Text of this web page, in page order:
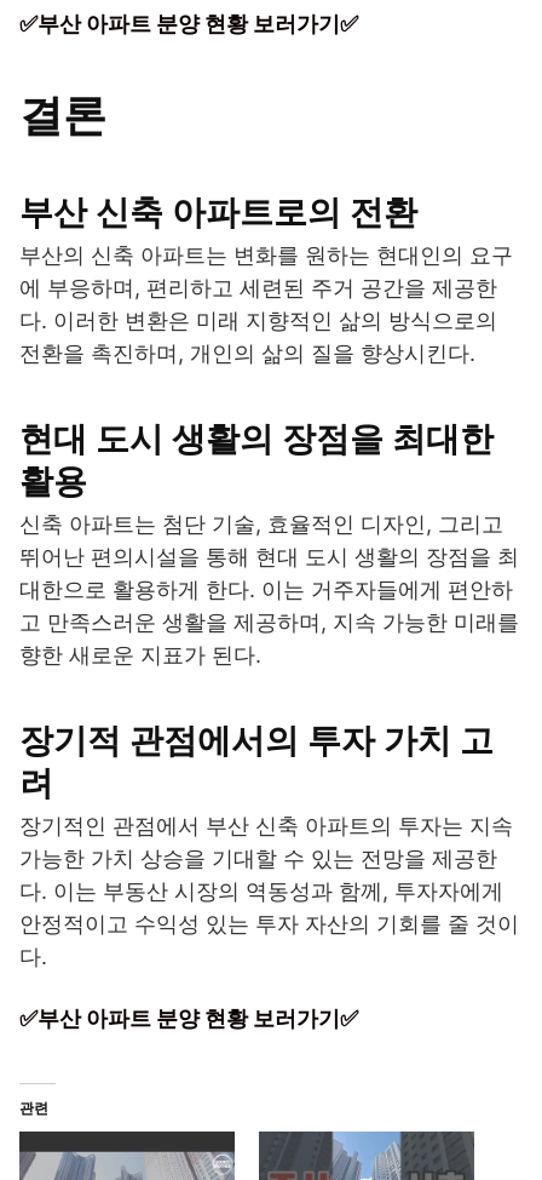
✅부산 아파트 분양 현황 보러가기✅
결론
부산 신축 아파트로의 전환
부산의 신축 아파트는 변화를 원하는 현대인의 요구
에 부응하며, 편리하고 세련된 주거 공간을 제공한
다. 이러한 변환은 미래 지향적인 삶의 방식으로의
전환을 촉진하며, 개인의 삶의 질을 향상시킨다.
현대 도시 생활의 장점을 최대한
활용
신축 아파트는 첨단 기술, 효율적인 디자인, 그리고
뛰어난 편의시설을 통해 현대 도시 생활의 장점을 최
대한으로 활용하게 한다. 이는 거주자들에게 편안하
고 만족스러운 생활을 제공하며, 지속 가능한 미래를
향한 새로운 지표가 된다.
장기적 관점에서의 투자 가치 고
려
장기적인 관점에서 부산 신축 아파트의 투자는 지속
가능한 가치 상승을 기대할 수 있는 전망을 제공한
다. 이는 부동산 시장의 역동성과 함께, 투자자에게
안정적이고 수익성 있는 투자 자산의 기회를 줄 것이
다.
✅부산 아파트 분양 현황 보러가기✅
관련